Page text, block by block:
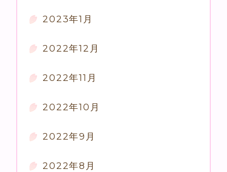
2023年1月
2022年12月
2022年11月
2022年10月
2022年9月
2022年8月